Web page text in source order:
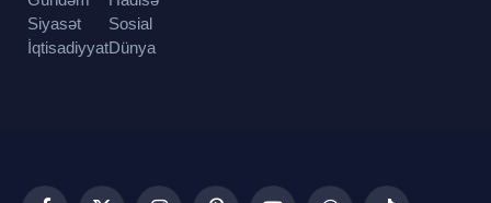
Siyasət
İqtisadiyyat
Sosial
Dünya